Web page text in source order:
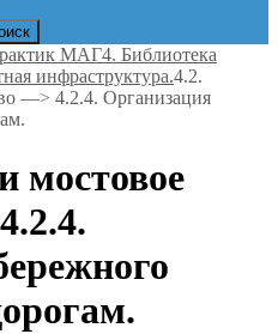
МАГ4. Библиотека
инфраструктура.4.2.
—> 4.2.4. Организация
мостовое